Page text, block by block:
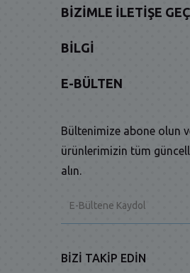
BIZIMLE İLETIŞE
BILGI
E-BÜLTEN
Bültenimize abone olun
ürünlerimizin tüm
alın.
BIZI TAKIP EDIN